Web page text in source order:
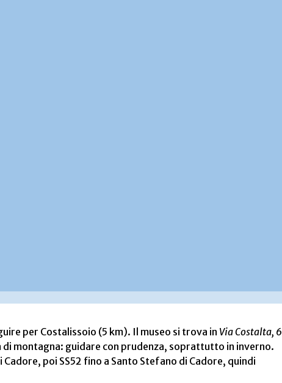
per Costalissoio (5 km). Il museo si trova in Via Costalta, 6
di montagna: guidare con prudenza, soprattutto in inverno.
Cadore, poi SS52 fino a Santo Stefano di Cadore, quindi